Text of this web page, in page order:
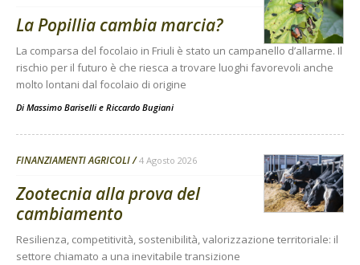
La Popillia cambia marcia?
La comparsa del focolaio in Friuli è stato un campanello d’allarme. Il
rischio per il futuro è che riesca a trovare luoghi favorevoli anche
molto lontani dal focolaio di origine
Di Massimo Bariselli e Riccardo Bugiani
FINANZIAMENTI AGRICOLI 4 Agosto 2026
Zootecnia alla prova del
cambiamento
Resilienza, competitività, sostenibilità, valorizzazione territoriale: il
settore chiamato a una inevitabile transizione